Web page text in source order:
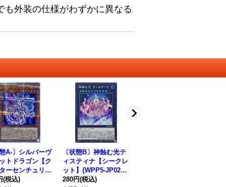
外装の仕様がわずかに異なる
態A-〕シルバーヴ
トドラゴン【ク
ーセンチュリー
レット】{QCC
(税込)
〔状態B〕神蝕む光テ
ィスティナ【シークレ
ット】{WPP5-JP021}
《エクシーズ》
280円(税込)